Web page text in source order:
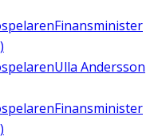
Finansminister
Ulla Andersson
Finansminister